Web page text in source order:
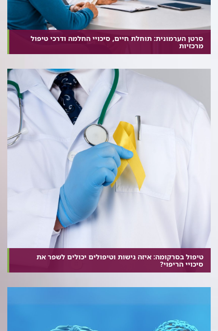
סרטן הערמונית: תוחלת חיים, סיכויי החלמה ודרכי טיפול
מרכזיות
טיפול בסרקומה: איזה גישות וטיפולים יכולים לשפר את
סיכויי הריפוי?